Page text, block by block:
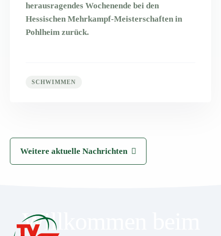
Willkommen beim
herausragendes Wochenende bei den
Hessischen Mehrkampf-Meisterschaften in
Pohlheim zurück.
SCHWIMMEN
Weitere aktuelle Nachrichten